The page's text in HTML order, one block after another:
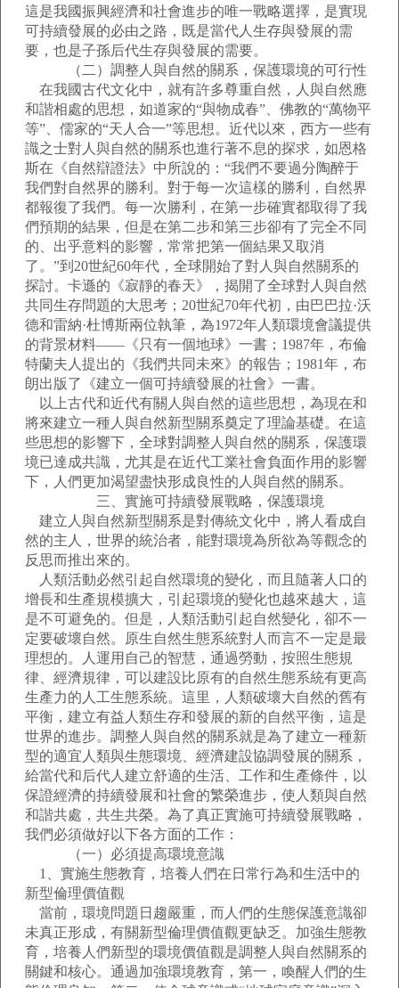
這是我國振興經濟和社會進步的唯一戰略選擇，是實現
可持續發展的必由之路，既是當代人生存與發展的需
要，也是子孫后代生存與發展的需要。
（二）調整人與自然的關系，保護環境的可行性
在我國古代文化中，就有許多尊重自然，人與自然應
和諧相處的思想，如道家的“與物成春”、佛教的“萬物平
等”、儒家的“天人合一”等思想。近代以來，西方一些有
識之士對人與自然的關系也進行著不息的探求，如恩格
斯在《自然辯證法》中所說的：“我們不要過分陶醉于
我們對自然界的勝利。對于每一次這樣的勝利，自然界
都報復了我們。每一次勝利，在第一步確實都取得了我
們預期的結果，但是在第二步和第三步卻有了完全不同
的、出乎意料的影響，常常把第一個結果又取消
了。”到20世紀60年代，全球開始了對人與自然關系的
探討。卡遜的《寂靜的春天》，揭開了全球對人與自然
共同生存問題的大思考；20世紀70年代初，由巴巴拉·沃
德和雷納·杜博斯兩位執筆，為1972年人類環境會議提供
的背景材料——《只有一個地球》一書；1987年，布倫
特蘭夫人提出的《我們共同未來》的報告；1981年，布
朗出版了《建立一個可持續發展的社會》一書。
以上古代和近代有關人與自然的這些思想，為現在和
將來建立一種人與自然新型關系奠定了理論基礎。在這
些思想的影響下，全球對調整人與自然的關系，保護環
境已達成共識，尤其是在近代工業社會負面作用的影響
下，人們更加渴望盡快形成良性的人與自然的關系。
三、實施可持續發展戰略，保護環境
建立人與自然新型關系是對傳統文化中，將人看成自
然的主人，世界的統治者，能對環境為所欲為等觀念的
反思而推出來的。
人類活動必然引起自然環境的變化，而且隨著人口的
增長和生產規模擴大，引起環境的變化也越來越大，這
是不可避免的。但是，人類活動引起自然變化，卻不一
定要破壞自然。原生自然生態系統對人而言不一定是最
理想的。人運用自己的智慧，通過勞動，按照生態規
律、經濟規律，可以建設比原有的自然生態系統有更高
生產力的人工生態系統。這里，人類破壞大自然的舊有
平衡，建立有益人類生存和發展的新的自然平衡，這是
世界的進步。調整人與自然的關系就是為了建立一種新
型的適宜人類與生態環境、經濟建設協調發展的關系，
給當代和后代人建立舒適的生活、工作和生產條件，以
保證經濟的持續發展和社會的繁榮進步，使人類與自然
和諧共處，共生共榮。為了真正實施可持續發展戰略，
我們必須做好以下各方面的工作：
（一）必須提高環境意識
1、實施生態教育，培養人們在日常行為和生活中的
新型倫理價值觀
當前，環境問題日趨嚴重，而人們的生態保護意識卻
未真正形成，有關新型倫理價值觀更缺乏。加強生態教
育，培養人們新型的環境價值觀是調整人與自然關系的
關鍵和核心。通過加強環境教育，第一，喚醒人們的生